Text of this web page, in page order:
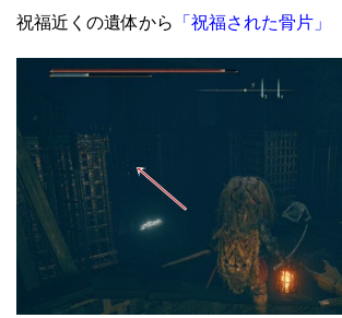
祝福近くの遺体から
「祝福された骨片」